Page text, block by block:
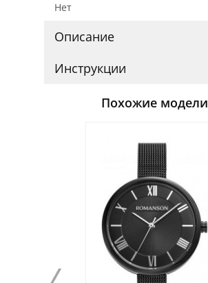
Нет
Описание
Инструкции
Похожие модели